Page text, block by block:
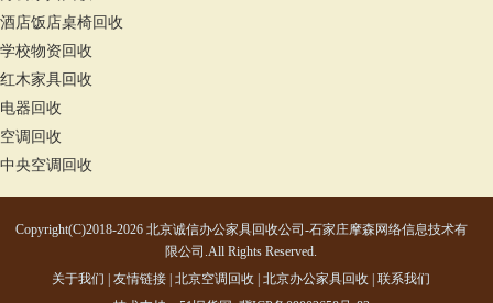
酒店饭店桌椅回收
学校物资回收
红木家具回收
电器回收
空调回收
中央空调回收
Copyright(C)2018-2026 北京诚信办公家具回收公司-石家庄摩森网络信息技术有
限公司.All Rights Reserved.
关于我们
友情链接 北京空调回收 北京办公家具回收
联系我们